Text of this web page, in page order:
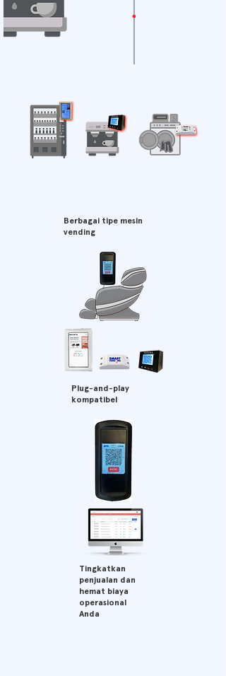
Berbagai tipe mesin
vending
Plug-and-play
kompatibel
Tingkatkan
penjualan dan
hemat biaya
operasional
Anda